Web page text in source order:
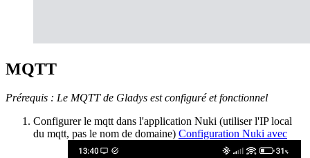
MQTT
Prérequis : Le MQTT de Gladys est configuré et fonctionnel
Configurer le mqtt dans l'application Nuki (utiliser l'IP local
du mqtt, pas le nom de domaine) Configuration Nuki avec